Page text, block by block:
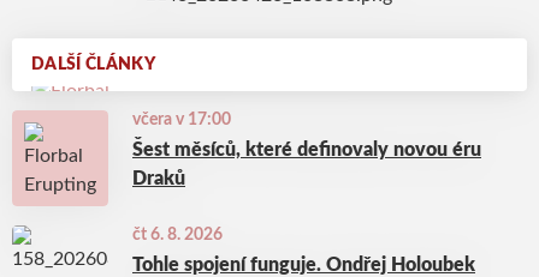
DALŠÍ ČLÁNKY
včera v 17:00
Šest měsíců, které definovaly novou éru
Draků
čt 6. 8. 2026
Tohle spojení funguje. Ondřej Holoubek